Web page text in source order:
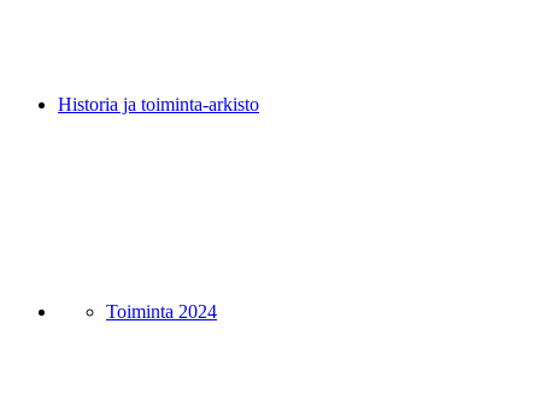
Historia ja toiminta-arkisto
Toiminta 2024